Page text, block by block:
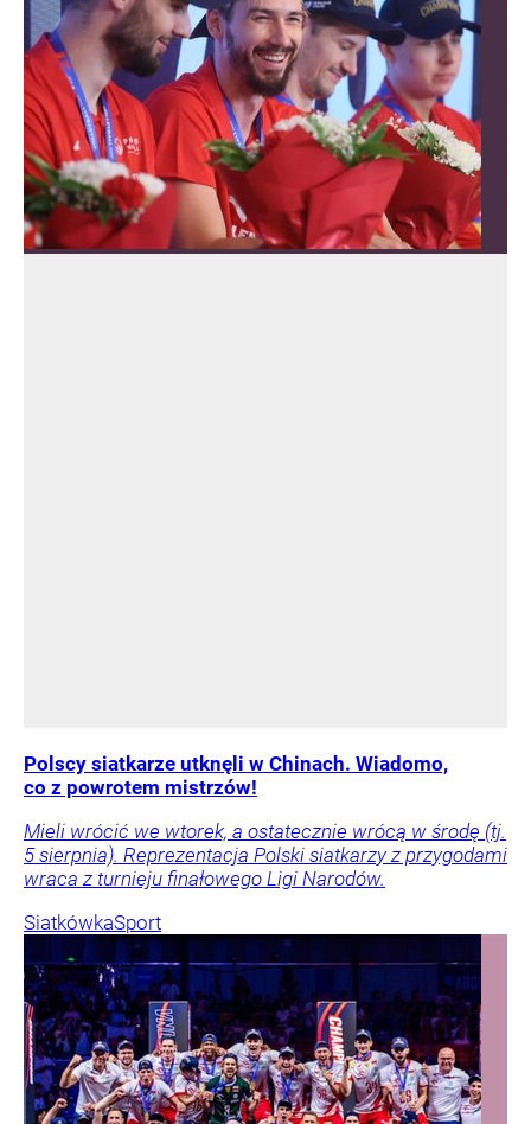
Polscy siatkarze utknęli w Chinach. Wiadomo,
co z powrotem mistrzów!
Mieli wrócić we wtorek, a ostatecznie wrócą w środę (tj.
5 sierpnia). Reprezentacja Polski siatkarzy z przygodami
wraca z turnieju finałowego Ligi Narodów.
SiatkówkaSport